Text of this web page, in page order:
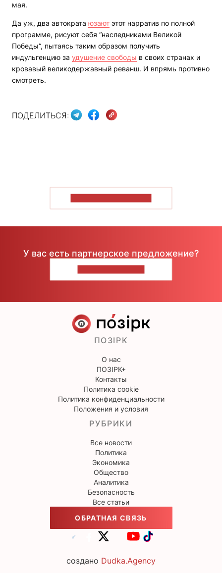
мая.
Да уж, два автократа юзают этот нарратив по полной
программе, рисуют себя “наследниками Великой
Победы“, пытаясь таким образом получить
индульгенцию за удушение свободы в своих странах и
кровавый великодержавный реванш. И впрямь противно
смотреть.
ПОДЕЛИТЬСЯ:
У вас есть партнерское предложение?
ПОЗІРК
О нас
ПОЗІРК+
Контакты
Политика cookie
Политика конфиденциальности
Положения и условия
РУБРИКИ
Все новости
Политика
Экономика
Общество
Аналитика
Безопасность
Все статьи
ОБРАТНАЯ СВЯЗЬ
создано Dudka.Agency